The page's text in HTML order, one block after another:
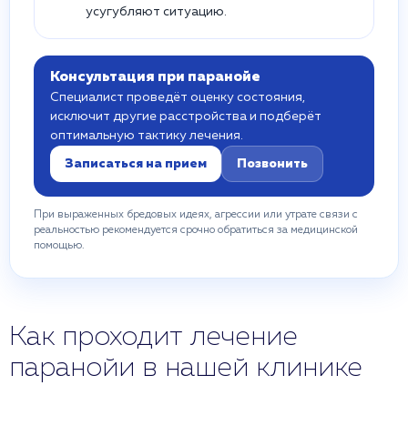
усугубляют ситуацию.
Консультация при паранойе
Специалист проведёт оценку состояния,
исключит другие расстройства и подберёт
оптимальную тактику лечения.
Записаться на прием Позвонить
При выраженных бредовых идеях, агрессии или утрате связи с
реальностью рекомендуется срочно обратиться за медицинской
помощью.
Как проходит лечение
паранойи в нашей клинике